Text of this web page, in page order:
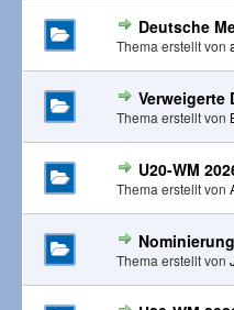
Deutsche
Thema erstellt von
Verweigerte
Thema erstellt von
U20-WM
Thema erstellt von
Thema erstellt von